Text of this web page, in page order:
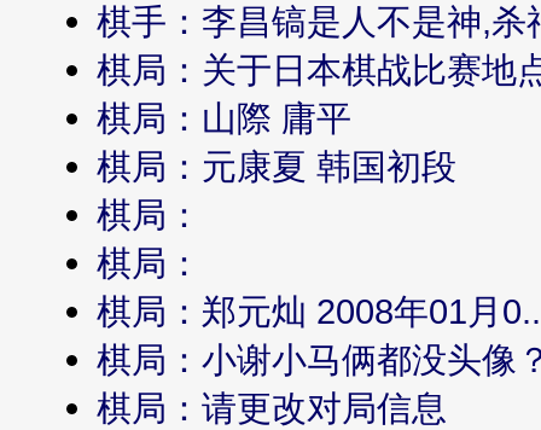
棋手：李昌镐是人不是神,杀
棋局：关于日本棋战比赛地
棋局：山際 庸平
棋局：元康夏 韩国初段
棋局：
棋局：
棋局：郑元灿 2008年01月
棋局：小谢小马俩都没头像
棋局：请更改对局信息